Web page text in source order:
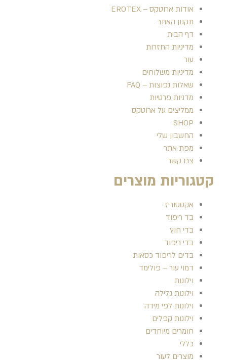
אודות ארוטקס – EROTEX
תקנון האתר
דף הבית
מדיניות החזרות
עור
מדיניות משלוחים
שאלות נפוצות – FAQ
מדניות פרטיות
ממליצים על ארוטקס
SHOP
החשבון שלי
מפת אתר
צרו קשר
קטגוריות מוצרים
אקססוריז
בד ריפוד
בדי חוץ
בדי ריפוד
בדים לריפוד כסאות
דמוי עור – פולימד
וילונות
וילונות גלילה
וילונות לפי מידה
וילונות קפלים
חומרים מיוחדים
כללי
מוצרים לעור